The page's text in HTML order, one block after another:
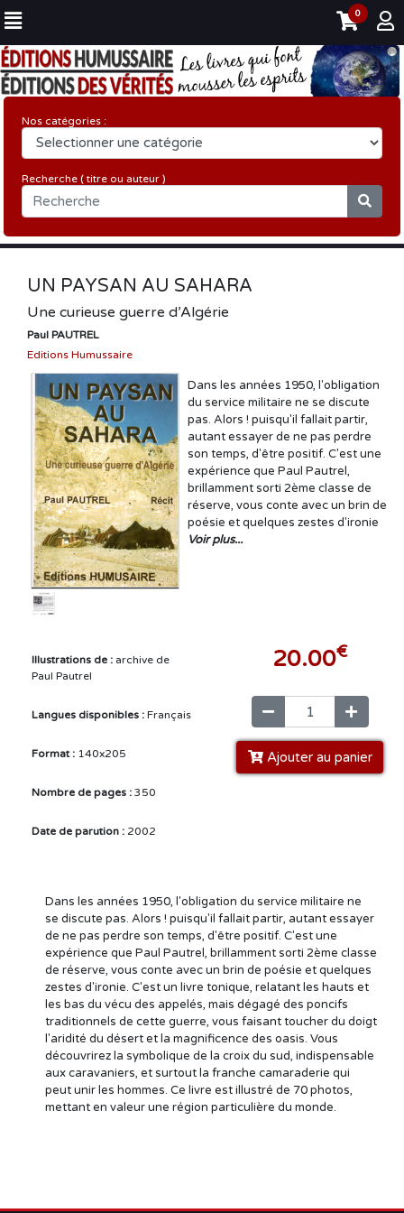
0
Nos catégories :
Recherche ( titre ou auteur )
UN PAYSAN AU SAHARA
Une curieuse guerre d’Algérie
Paul PAUTREL
Editions Humussaire
Dans les années 1950, l'obligation
du service militaire ne se discute
pas. Alors ! puisqu'il fallait partir,
autant essayer de ne pas perdre
son temps, d'être positif. C'est une
expérience que Paul Pautrel,
brillamment sorti 2ème classe de
réserve, vous conte avec un brin de
poésie et quelques zestes d'ironie
Voir plus...
Illustrations de : archive de
Paul Pautrel
Langues disponibles : Français
Format : 140x205
Nombre de pages : 350
Date de parution : 2002
20.00€
Ajouter au panier
Dans les années 1950, l'obligation du service militaire ne
se discute pas. Alors ! puisqu'il fallait partir, autant essayer
de ne pas perdre son temps, d'être positif. C'est une
expérience que Paul Pautrel, brillamment sorti 2ème classe
de réserve, vous conte avec un brin de poésie et quelques
zestes d'ironie. C'est un livre tonique, relatant les hauts et
les bas du vécu des appelés, mais dégagé des poncifs
traditionnels de cette guerre, vous faisant toucher du doigt
l'aridité du désert et la magnificence des oasis. Vous
découvrirez la symbolique de la croix du sud, indispensable
aux caravaniers, et surtout la franche camaraderie qui
peut unir les hommes. Ce livre est illustré de 70 photos,
mettant en valeur une région particulière du monde.